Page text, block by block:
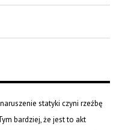
statyki czyni rzeźbę
bardziej, że jest to akt